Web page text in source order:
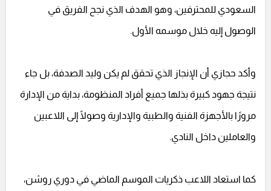
السعودي للمحترفين، وهو الهدف الذي نجح الفريق في
الوصول إليه خلال موسمه الأول.
وأكد حجازي أن الإنجاز الذي تحقق لم يكن وليد الصدفة، بل جاء
نتيجة جهود كبيرة بذلها جميع أفراد المنظومة، بداية من الإدارة
مرورًا بالأجهزة الفنية والطبية والإدارية وصولًا إلى اللاعبين
والعاملين داخل النادي.
كما استعاد اللاعب ذكريات الموسم الماضي في دوري روشن،